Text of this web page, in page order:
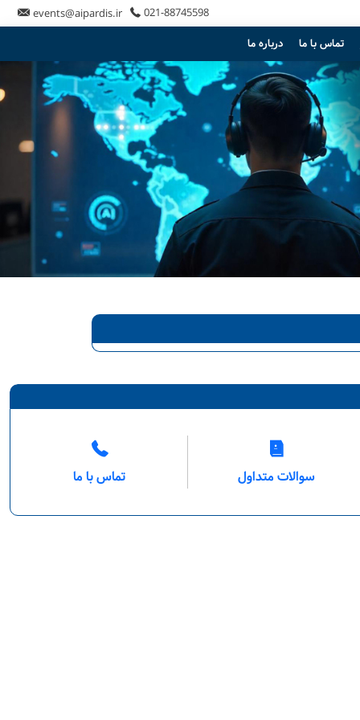
021-88745598
events@aipardis.ir
تماس با ما درباره ما
سوالات متداول تماس با ما